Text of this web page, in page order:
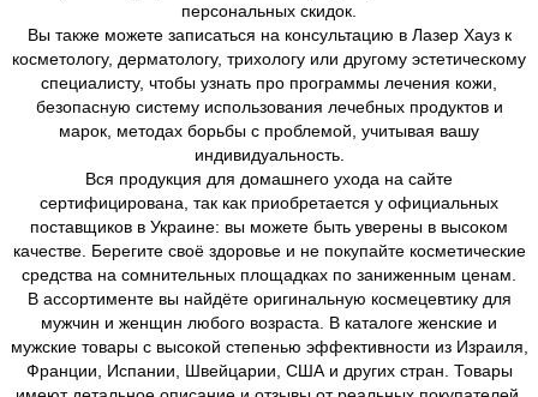
персональных скидок.
Вы также можете записаться на консультацию в Лазер Хауз к
косметологу, дерматологу, трихологу или другому эстетическому
специалисту, чтобы узнать про программы лечения кожи,
безопасную систему использования лечебных продуктов и
марок, методах борьбы с проблемой, учитывая вашу
индивидуальность.
Вся продукция для домашнего ухода на сайте
сертифицирована, так как приобретается у официальных
поставщиков в Украине: вы можете быть уверены в высоком
качестве. Берегите своё здоровье и не покупайте косметические
средства на сомнительных площадках по заниженным ценам.
В ассортименте вы найдёте оригинальную космецевтику для
мужчин и женщин любого возраста. В каталоге женские и
мужские товары с высокой степенью эффективности из Израиля,
Франции, Испании, Швейцарии, США и других стран. Товары